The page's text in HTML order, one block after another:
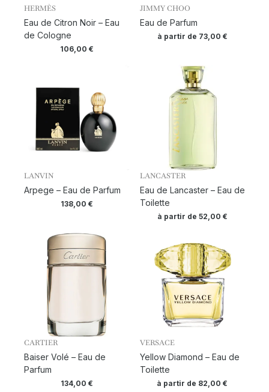
HERMÈS
Eau de Citron Noir – Eau
de Cologne
106,00 €
JIMMY CHOO
Eau de Parfum
à partir de 73,00 €
LANVIN
Arpege – Eau de Parfum
138,00 €
LANCASTER
Eau de Lancaster – Eau de
Toilette
à partir de 52,00 €
CARTIER
Baiser Volé – Eau de
Parfum
134,00 €
VERSACE
Yellow Diamond – Eau de
Toilette
à partir de 82,00€